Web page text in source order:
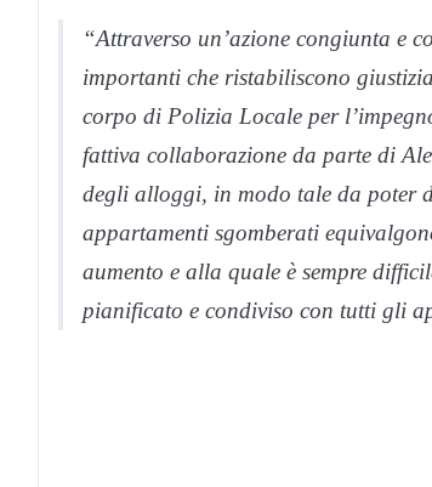
“Attraverso un’azione congiunta e
importanti che ristabiliscono
corpo di Polizia Locale per
fattiva collaborazione da parte di
degli alloggi, in modo tale da poter
appartamenti sgomberati
aumento e alla quale è sempre
pianificato e condiviso con tutti gli